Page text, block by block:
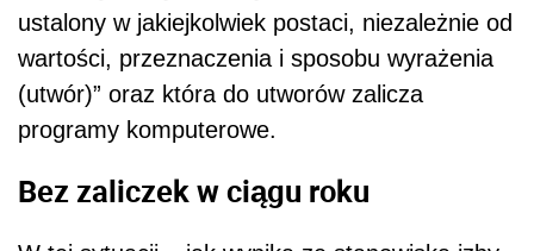
ustalony w jakiejkolwiek postaci, niezależnie od
wartości, przeznaczenia i sposobu wyrażenia
(utwór)” oraz która do utworów zalicza
programy komputerowe.
Bez zaliczek w ciągu roku